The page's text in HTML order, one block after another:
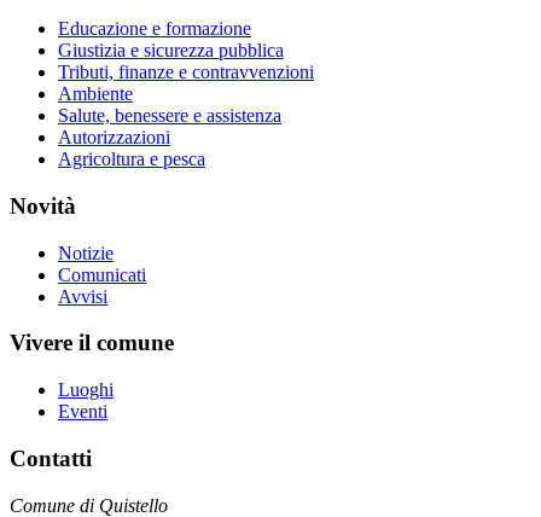
Educazione e formazione
Giustizia e sicurezza pubblica
Tributi, finanze e contravvenzioni
Ambiente
Salute, benessere e assistenza
Autorizzazioni
Agricoltura e pesca
Novità
Notizie
Comunicati
Avvisi
Vivere il comune
Luoghi
Eventi
Contatti
Comune di Quistello